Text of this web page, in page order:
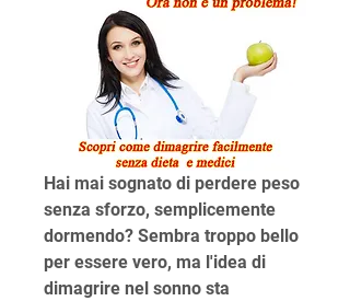
Hai mai sognato di perdere peso
senza sforzo, semplicemente
dormendo? Sembra troppo bello
per essere vero, ma l'idea di
dimagrire nel sonno sta